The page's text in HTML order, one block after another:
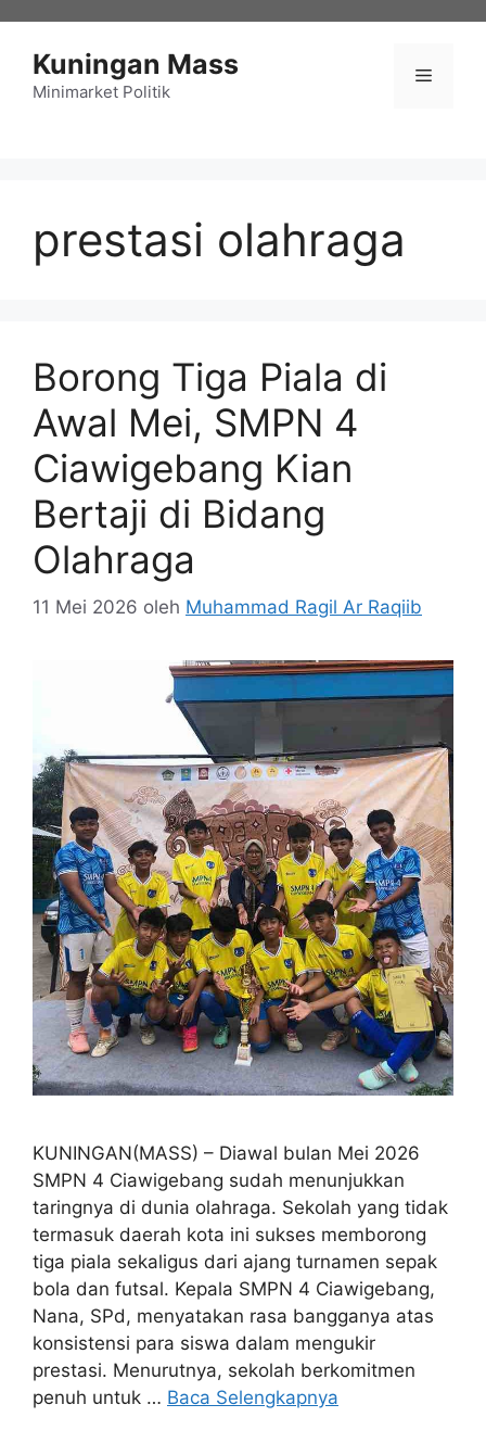
Kuningan Mass
Minimarket Politik
Menu
prestasi olahraga
Borong Tiga Piala di
Awal Mei, SMPN 4
Ciawigebang Kian
Bertaji di Bidang
Olahraga
11 Mei 2026 oleh Muhammad Ragil Ar Raqiib
KUNINGAN(MASS) – Diawal bulan Mei 2026
SMPN 4 Ciawigebang sudah menunjukkan
taringnya di dunia olahraga. Sekolah yang tidak
termasuk daerah kota ini sukses memborong
tiga piala sekaligus dari ajang turnamen sepak
bola dan futsal. Kepala SMPN 4 Ciawigebang,
Nana, SPd, menyatakan rasa bangganya atas
konsistensi para siswa dalam mengukir
prestasi. Menurutnya, sekolah berkomitmen
penuh untuk … Baca Selengkapnya